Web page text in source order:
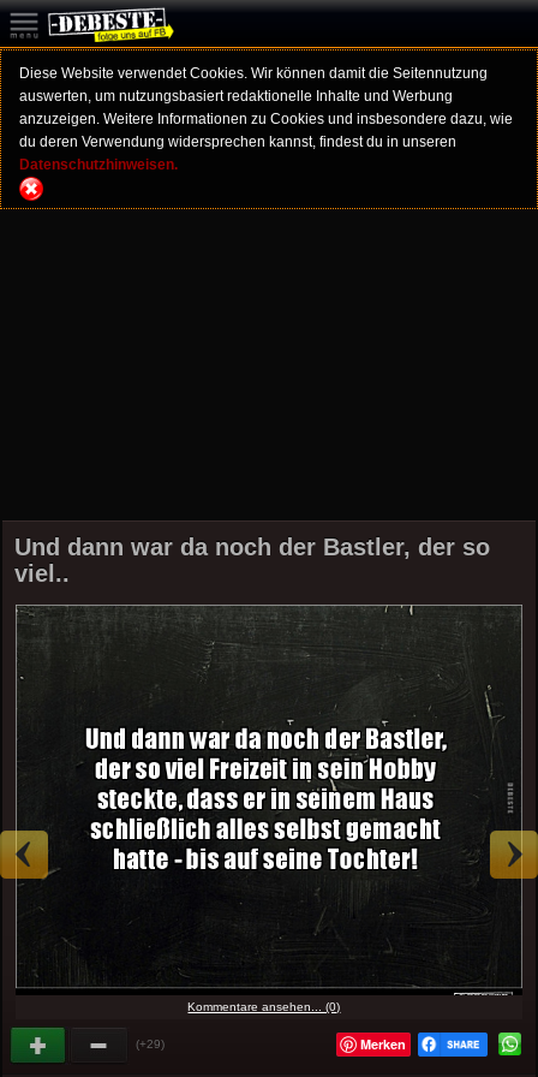
Diese Website verwendet Cookies. Wir können damit die Seitennutzung
auswerten, um nutzungsbasiert redaktionelle Inhalte und Werbung
anzuzeigen. Weitere Informationen zu Cookies und insbesondere dazu, wie
du deren Verwendung widersprechen kannst, findest du in unseren
Datenschutzhinweisen.
Und dann war da noch der Bastler, der so
viel..
Kommentare ansehen... (0)
(+29) Merken